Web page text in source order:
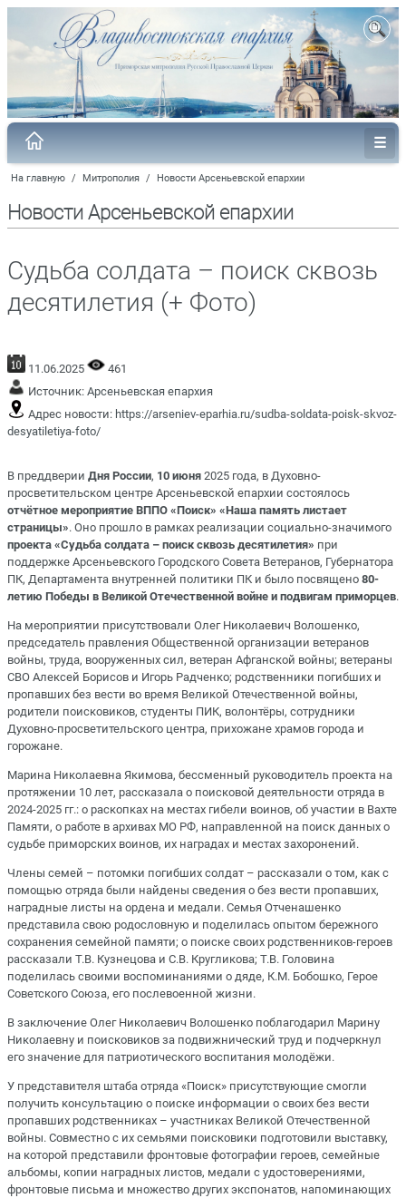
На главную / Митрополия / Новости Арсеньевской епархии
Новости Арсеньевской епархии
Судьба солдата – поиск сквозь
десятилетия (+ Фото)
11.06.2025
461
Источник: Арсеньевская епархия
Адрес новости: https://arseniev-eparhia.ru/sudba-soldata-poisk-skvoz-
desyatiletiya-foto/
В преддверии Дня России, 10 июня 2025 года, в Духовно-
просветительском центре Арсеньевской епархии состоялось
отчётное мероприятие ВППО «Поиск» «Наша память листает
страницы». Оно прошло в рамках реализации социально-значимого
проекта «Судьба солдата – поиск сквозь десятилетия» при
поддержке Арсеньевского Городского Совета Ветеранов, Губернатора
ПК, Департамента внутренней политики ПК и было посвящено 80-
летию Победы в Великой Отечественной войне и подвигам приморцев.
На мероприятии присутствовали Олег Николаевич Волошенко,
председатель правления Общественной организации ветеранов
войны, труда, вооруженных сил, ветеран Афганской войны; ветераны
СВО Алексей Борисов и Игорь Радченко; родственники погибших и
пропавших без вести во время Великой Отечественной войны,
родители поисковиков, студенты ПИК, волонтёры, сотрудники
Духовно-просветительского центра, прихожане храмов города и
горожане.
Марина Николаевна Якимова, бессменный руководитель проекта на
протяжении 10 лет, рассказала о поисковой деятельности отряда в
2024-2025 гг.: о раскопках на местах гибели воинов, об участии в Вахте
Памяти, о работе в архивах МО РФ, направленной на поиск данных о
судьбе приморских воинов, их наградах и местах захоронений.
Члены семей – потомки погибших солдат – рассказали о том, как с
помощью отряда были найдены сведения о без вести пропавших,
наградные листы на ордена и медали. Семья Отченашенко
представила свою родословную и поделилась опытом бережного
сохранения семейной памяти; о поиске своих родственников-героев
рассказали Т.В. Кузнецова и С.В. Кругликова; Т.В. Головина
поделилась своими воспоминаниями о дяде, К.М. Бобошко, Герое
Советского Союза, его послевоенной жизни.
В заключение Олег Николаевич Волошенко поблагодарил Марину
Николаевну и поисковиков за подвижнический труд и подчеркнул
его значение для патриотического воспитания молодёжи.
У представителя штаба отряда «Поиск» присутствующие смогли
получить консультацию о поиске информации о своих без вести
пропавших родственниках – участниках Великой Отечественной
войны. Совместно с их семьями поисковики подготовили выставку,
на которой представили фронтовые фотографии героев, семейные
альбомы, копии наградных листов, медали с удостоверениями,
фронтовые письма и множество других экспонатов, напоминающих